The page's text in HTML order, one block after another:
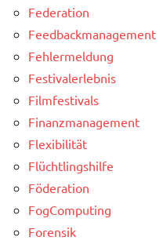
Federation
Feedbackmanagement
Fehlermeldung
Festivalerlebnis
Filmfestivals
Finanzmanagement
Flexibilität
Flüchtlingshilfe
Föderation
FogComputing
Forensik